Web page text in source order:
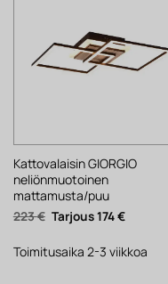
Kattovalaisin GIORGIO
neliönmuotoinen
mattamusta/puu
223€ Alkuperäinen
hinta
223 €.
174€Nykyinen
174 €.
Toimitusaika 2-3 viikkoa